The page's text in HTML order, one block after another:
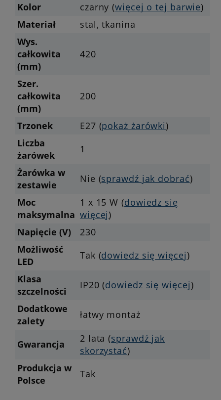
Kolor
czarny (więcej o tej barwie)
Materiał
stal, tkanina
Wys.
całkowita
(mm)
420
Szer.
całkowita
(mm)
200
Trzonek E27 (pokaż żarówki)
Liczba
żarówek
1
Żarówka w
zestawie
Nie (sprawdź jak dobrać)
Moc
maksymalna
1 x 15 W (dowiedz się
więcej)
Napięcie (V)
230
Możliwość
LED
Tak (dowiedz się więcej)
Klasa
szczelności
IP20 (dowiedz się więcej)
Dodatkowe
zalety
łatwy montaż
Gwarancja 2 lata (sprawdź jak
skorzystać)
Produkcja w
Polsce
Tak